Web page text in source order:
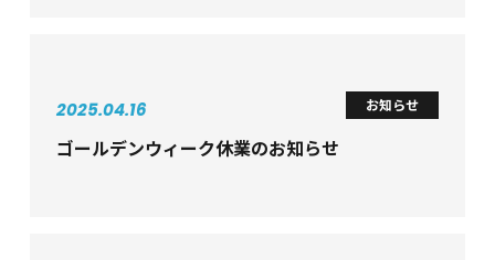
2025.04.16 お知らせ
ゴールデンウィーク休業のお知らせ